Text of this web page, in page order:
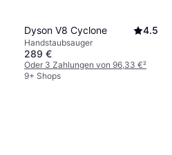
Dyson V8 Cyclone 4.5
Handstaubsauger
289 €
Oder 3 Zahlungen von 96,33 €²
9+ Shops